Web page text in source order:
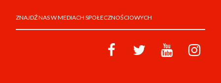
ZNAJDŹ NAS W MEDIACH SPOŁECZNOŚCIOWYCH